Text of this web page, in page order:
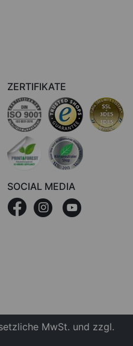
ZERTIFIKATE
SOCIAL MEDIA
MwSt. und zzgl.